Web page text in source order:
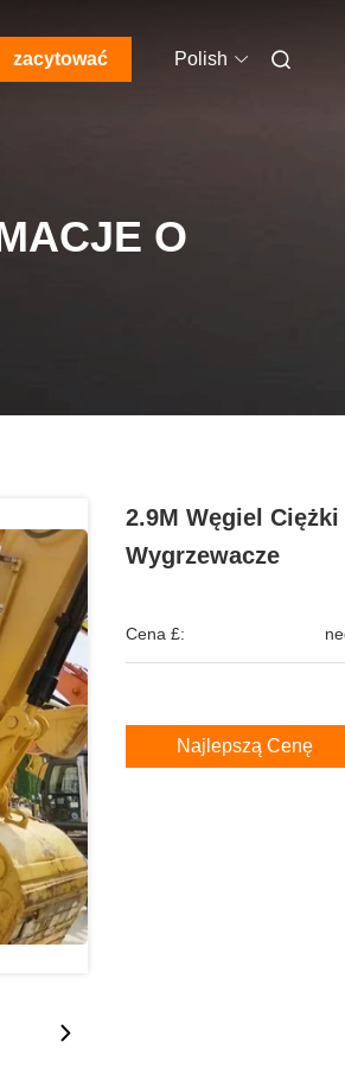
zacytować Polish
O
2.9M Węgiel
Wygrzewacze
Cena £:
Najlepszą Cenę